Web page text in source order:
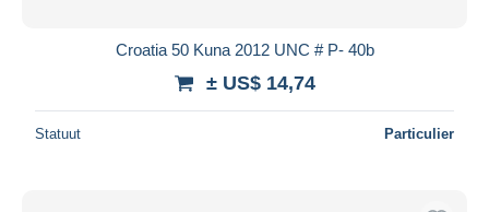
Croatia 50 Kuna 2012 UNC # P- 40b
± US$ 14,74
Statuut Particulier